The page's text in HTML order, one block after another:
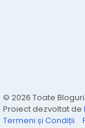
© 2026 Toate
Proiect dezvoltat de
Termeni și Condiții